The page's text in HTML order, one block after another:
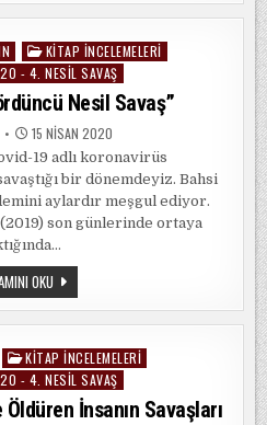
KITAP İNCELEMELERI
- 4. NESIL SAVAŞ
Nesil Savaş”
15 NISAN 2020
19 adlı koronavirüs
bir dönemdeyiz. Bahsi
aylardır meşgul ediyor.
(2019) son günlerinde ortaya
OKUPANDEMI
VE
“DÖRDÜNCÜ
NESIL
KITAP İNCELEMELERI
- 4. NESIL SAVAŞ
İnsanın Savaşları